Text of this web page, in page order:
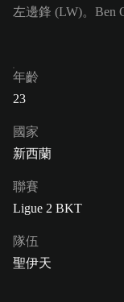
左邊鋒 (LW)。Ben
年齡
23
國家
新西蘭
聯賽
Ligue 2 BKT
隊伍
聖伊天